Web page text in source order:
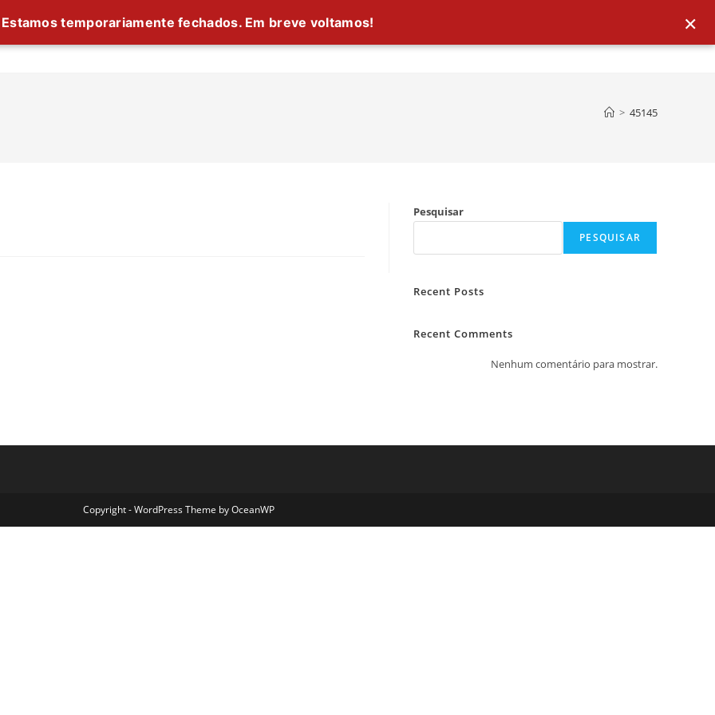
> 45145
Pesquisar
PESQUISAR
Recent Posts
Recent Comments
Nenhum comentário para mostrar.
Copyright - WordPress Theme by OceanWP
×
Estamos temporariamente fechados. Em breve voltamos!